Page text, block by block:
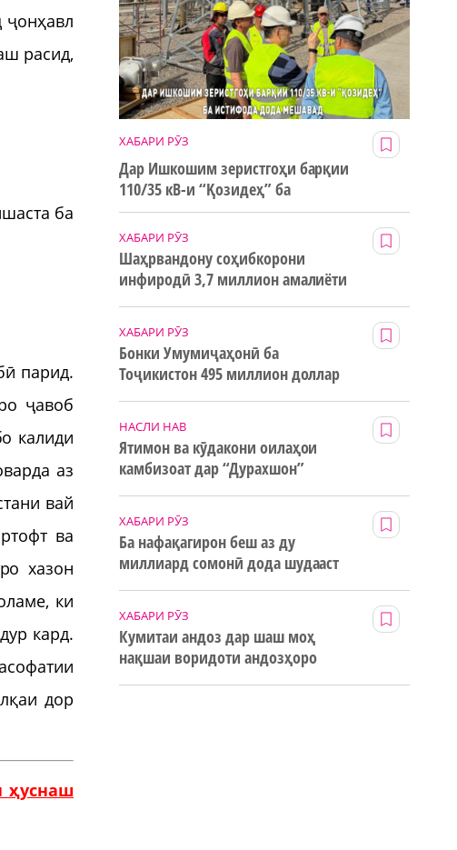
ҷонҳавл
расид,
ба
парид.
ҷавоб
калиди
аз
вай
ва
хазон
ки
кард.
дор
ҳуснаш
ХАБАРИ РӮЗ
Дар Ишкошим зеристгоҳи барқии
110/35 кВ-и “Қозидеҳ” ба
истифода дода мешавад
ХАБАРИ РӮЗ
Шаҳрвандону соҳибкорони
инфиродӣ 3,7 миллион амалиёти
ХАБАРИ РӮЗ
Бонки Умумиҷаҳонӣ ба
Тоҷикистон 495 миллион доллар
НАСЛИ НАВ
Ятимон ва кӯдакони оилаҳои
камбизоат дар “Дурахшон”
ХАБАРИ РӮЗ
Ба нафақагирон беш аз ду
миллиард сомонӣ дода шудааст
ХАБАРИ РӮЗ
Кумитаи андоз дар шаш моҳ
нақшаи воридоти андозҳоро